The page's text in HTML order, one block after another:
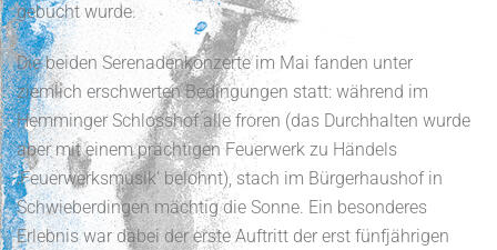
gebucht wurde.
Die beiden Serenadenkonzerte im Mai fanden unter
ziemlich erschwerten Bedingungen statt: während im
Hemminger Schlosshof alle froren (das Durchhalten wurde
aber mit einem prächtigen Feuerwerk zu Händels
‚Feuerwerksmusik‘ belohnt), stach im Bürgerhaushof in
Schwieberdingen mächtig die Sonne. Ein besonderes
Erlebnis war dabei der erste Auftritt der erst fünfjährigen